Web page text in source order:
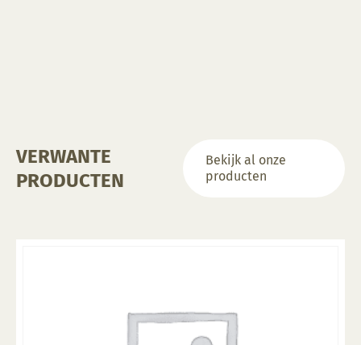
VERWANTE
PRODUCTEN
Bekijk al onze
producten